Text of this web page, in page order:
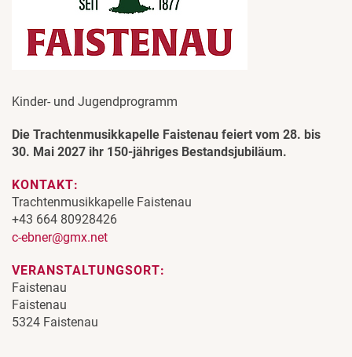
Kinder- und Jugendprogramm
Die Trachtenmusikkapelle Faistenau feiert vom 28. bis
30. Mai 2027 ihr 150-jähriges Bestandsjubiläum.
KONTAKT:
Trachtenmusikkapelle Faistenau
+43 664 80928426
c-ebner@gmx.net
VERANSTALTUNGSORT:
Faistenau
Faistenau
5324 Faistenau